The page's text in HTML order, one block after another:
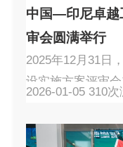
中国—印尼卓越
审会圆满举行
2025年12月31日
设实施方案评审
学国家卓越工程
2026-01-05 310次